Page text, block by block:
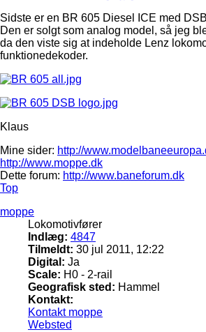
Sidste er en BR 605 Diesel ICE med
Den er solgt som analog model, så jeg
da den viste sig at indeholde Lenz
funktionedekoder.
Klaus
Mine sider: http://
http://www.moppe.dk
Dette forum: http://www.baneforum.dk
Top
moppe
Lokomotivfører
Indlæg: 4847
Tilmeldt: 30 jul 2011, 12:22
Digital: Ja
Scale: H0 - 2-rail
Geografisk sted: Hammel
Kontakt:
Kontakt moppe
Websted